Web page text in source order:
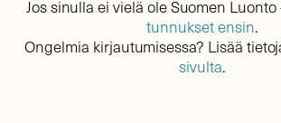
Jos sinulla ei vielä ole Suomen
tunnukset ensin.
Ongelmia kirjautumisessa? Lisää
sivulta.